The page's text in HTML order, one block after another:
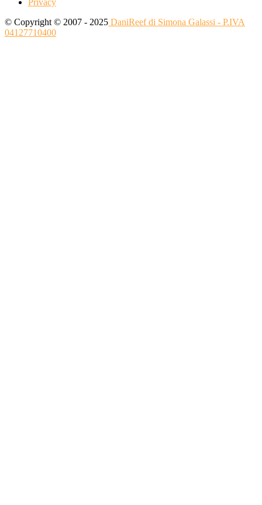
© Copyright © 2007 - 2025 DaniReef di Simona Galassi - P.IVA
04127710400